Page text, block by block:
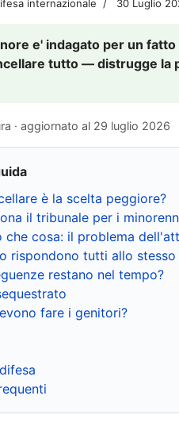
internazionale 30 Luglio
e' indagato per un
tutto — distrugge la
· aggiornato al 29 luglio 2026
è la scelta peggiore?
il tribunale per i
che cosa: il problema
rispondono tutti allo stesso
restano nel tempo?
fare i genitori?